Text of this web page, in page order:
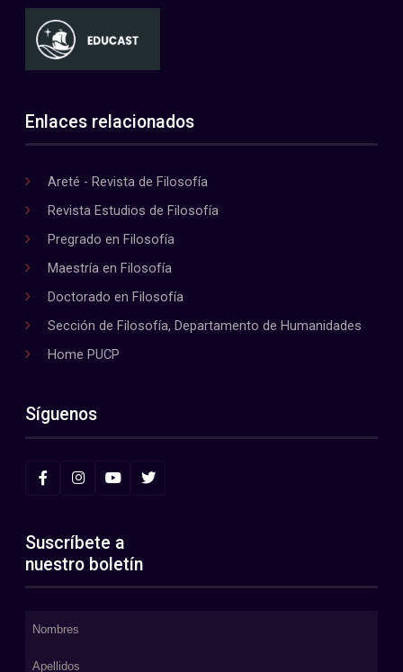
Enlaces relacionados
Areté - Revista de Filosofía
Revista Estudios de Filosofía
Pregrado en Filosofía
Maestría en Filosofía
Doctorado en Filosofía
Sección de Filosofía, Departamento de Humanidades
Home PUCP
Síguenos
Suscríbete a
nuestro boletín